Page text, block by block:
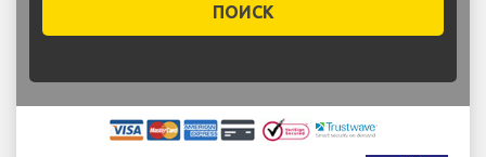
ПОИСК